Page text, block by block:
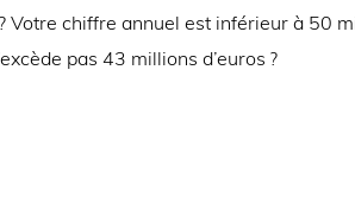
Votre chiffre annuel est inférieur à 50
pas 43 millions d’euros ?